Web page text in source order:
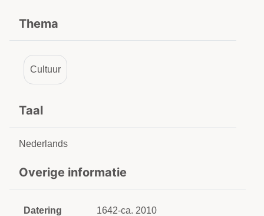
Thema
Cultuur
Taal
Nederlands
Overige informatie
Datering 1642-ca. 2010